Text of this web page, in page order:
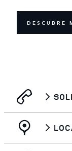
DESCUBRE